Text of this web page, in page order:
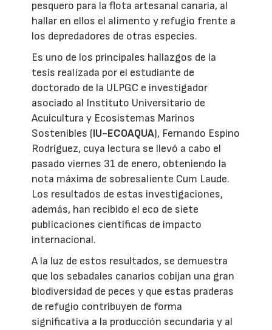
pesquero para la flota artesanal canaria, al
hallar en ellos el alimento y refugio frente a
los depredadores de otras especies.
Es uno de los principales hallazgos de la
tesis realizada por el estudiante de
doctorado de la ULPGC e investigador
asociado al Instituto Universitario de
Acuicultura y Ecosistemas Marinos
Sostenibles (IU-ECOAQUA), Fernando Espino
Rodríguez, cuya lectura se llevó a cabo el
pasado viernes 31 de enero, obteniendo la
nota máxima de sobresaliente Cum Laude.
Los resultados de estas investigaciones,
además, han recibido el eco de siete
publicaciones científicas de impacto
internacional.
A la luz de estos resultados, se demuestra
que los sebadales canarios cobijan una gran
biodiversidad de peces y que estas praderas
de refugio contribuyen de forma
significativa a la producción secundaria y al